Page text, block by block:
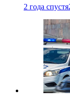
2 года спустя